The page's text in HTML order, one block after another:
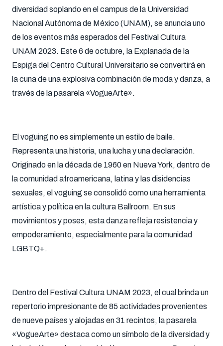
diversidad soplando en el campus de la Universidad
Nacional Autónoma de México (UNAM), se anuncia uno
de los eventos más esperados del Festival Cultura
UNAM 2023. Este 6 de octubre, la Explanada de la
Espiga del Centro Cultural Universitario se convertirá en
la cuna de una explosiva combinación de moda y danza, a
través de la pasarela «VogueArte».
El voguing no es simplemente un estilo de baile.
Representa una historia, una lucha y una declaración.
Originado en la década de 1960 en Nueva York, dentro de
la comunidad afroamericana, latina y las disidencias
sexuales, el voguing se consolidó como una herramienta
artística y política en la cultura Ballroom. En sus
movimientos y poses, esta danza refleja resistencia y
empoderamiento, especialmente para la comunidad
LGBTQ+.
Dentro del Festival Cultura UNAM 2023, el cual brinda un
repertorio impresionante de 85 actividades provenientes
de nueve países y alojadas en 31 recintos, la pasarela
«VogueArte» destaca como un símbolo de la diversidad y